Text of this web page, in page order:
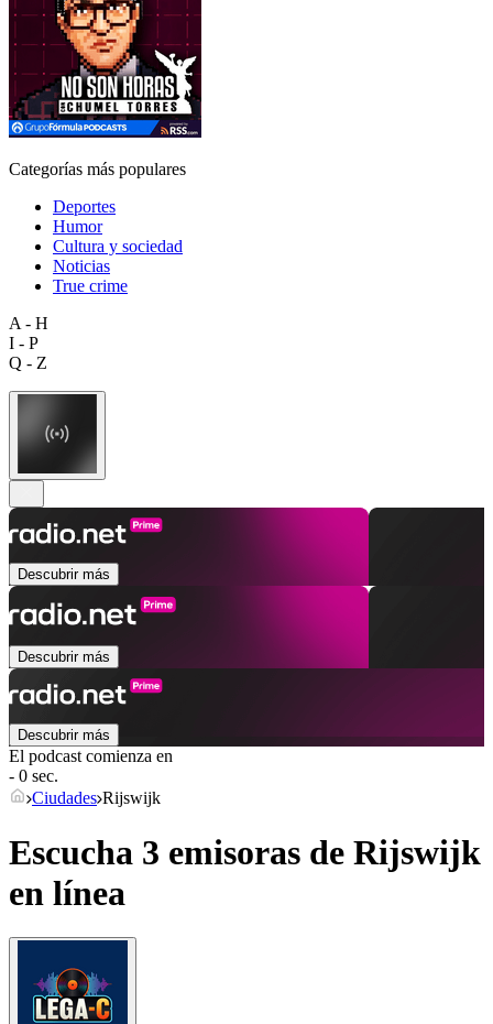
Categorías más populares
Deportes
Humor
Cultura y sociedad
Noticias
True crime
A - H
I - P
Q - Z
Descubrir más
Descubrir más
Descubrir más
El podcast comienza en
- 0 sec.
Ciudades Rijswijk
Escucha 3 emisoras de Rijswijk
en línea